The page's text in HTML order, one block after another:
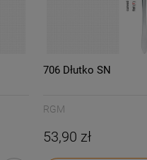
706 Dłutko SN
RGM
53,90 zł